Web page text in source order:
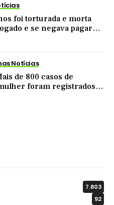
foi torturada e morta
e se negava pagar
Notícias
de 800 casos de
foram registrados
ano
7.803
92